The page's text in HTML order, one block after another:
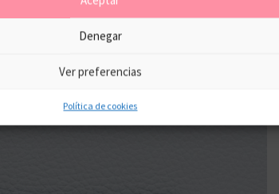
Denegar
Ver preferencias
Política de cookies